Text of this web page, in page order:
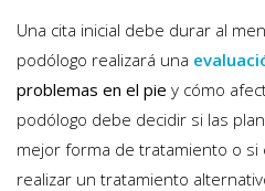
Una cita inicial debe durar al
podólogo realizará una
problemas en el pie y cómo
podólogo debe decidir si las
mejor forma de tratamiento o si
realizar un tratamiento